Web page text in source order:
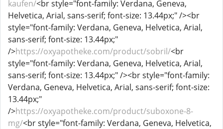
kaufen/<br style="font-family: Verdana, Geneva,
Helvetica, Arial, sans-serif; font-size: 13.44px;" /><br
style="font-family: Verdana, Geneva, Helvetica, Arial,
sans-serif; font-size: 13.44px;"
/>https://oxyapotheke.com/product/sobril/<br
style="font-family: Verdana, Geneva, Helvetica, Arial,
sans-serif; font-size: 13.44px;" /><br style="font-family:
Verdana, Geneva, Helvetica, Arial, sans-serif; font-size:
13.44px;"
/>https://oxyapotheke.com/product/suboxone-8-
mg/<br style="font-family: Verdana, Geneva, Helvetica,